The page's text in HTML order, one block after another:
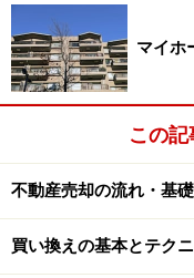
マイホ
この
不動産売却の流れ・基
買い換えの基本とテク